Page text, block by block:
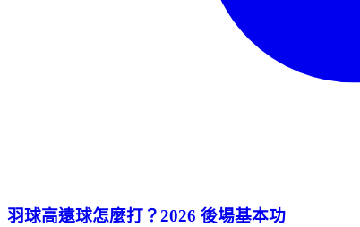
羽球高遠球怎麼打？2026 後場基本功